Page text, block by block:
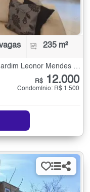
235 m²
Condomínio Fechado para Alugar no Jardim Leonor Mendes de Barros com 3 quartos - 235 m²
R$ 12.000
Condomínio: R$ 1.500